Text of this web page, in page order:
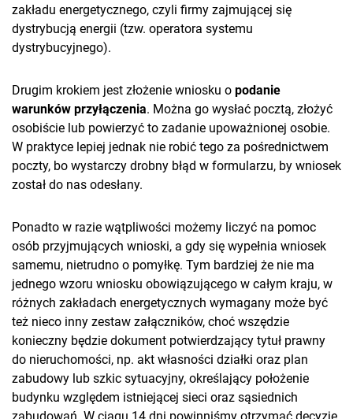
zakładu energetycznego, czyli firmy zajmującej się
dystrybucją energii (tzw. operatora systemu
dystrybucyjnego).
Drugim krokiem jest złożenie wniosku o podanie
warunków przyłączenia. Można go wysłać pocztą, złożyć
osobiście lub powierzyć to zadanie upoważnionej osobie.
W praktyce lepiej jednak nie robić tego za pośrednictwem
poczty, bo wystarczy drobny błąd w formularzu, by wniosek
został do nas odesłany.
Ponadto w razie wątpliwości możemy liczyć na pomoc
osób przyjmujących wnioski, a gdy się wypełnia wniosek
samemu, nietrudno o pomyłkę. Tym bardziej że nie ma
jednego wzoru wniosku obowiązującego w całym kraju, w
różnych zakładach energetycznych wymagany może być
też nieco inny zestaw załączników, choć wszędzie
konieczny będzie dokument potwierdzający tytuł prawny
do nieruchomości, np. akt własności działki oraz plan
zabudowy lub szkic sytuacyjny, określający położenie
budynku względem istniejącej sieci oraz sąsiednich